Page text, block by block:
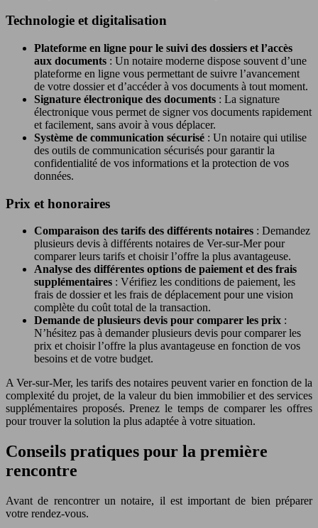
Technologie et digitalisation
Plateforme en ligne pour le suivi des dossiers et l’accès
aux documents : Un notaire moderne dispose souvent d’une
plateforme en ligne vous permettant de suivre l’avancement
de votre dossier et d’accéder à vos documents à tout moment.
Signature électronique des documents : La signature
électronique vous permet de signer vos documents rapidement
et facilement, sans avoir à vous déplacer.
Système de communication sécurisé : Un notaire qui utilise
des outils de communication sécurisés pour garantir la
confidentialité de vos informations et la protection de vos
données.
Prix et honoraires
Comparaison des tarifs des différents notaires : Demandez
plusieurs devis à différents notaires de Ver-sur-Mer pour
comparer leurs tarifs et choisir l’offre la plus avantageuse.
Analyse des différentes options de paiement et des frais
supplémentaires : Vérifiez les conditions de paiement, les
frais de dossier et les frais de déplacement pour une vision
complète du coût total de la transaction.
Demande de plusieurs devis pour comparer les prix :
N’hésitez pas à demander plusieurs devis pour comparer les
prix et choisir l’offre la plus avantageuse en fonction de vos
besoins et de votre budget.
A Ver-sur-Mer, les tarifs des notaires peuvent varier en fonction de la
complexité du projet, de la valeur du bien immobilier et des services
supplémentaires proposés. Prenez le temps de comparer les offres
pour trouver la solution la plus adaptée à votre situation.
Conseils pratiques pour la première
rencontre
Avant de rencontrer un notaire, il est important de bien préparer
votre rendez-vous.